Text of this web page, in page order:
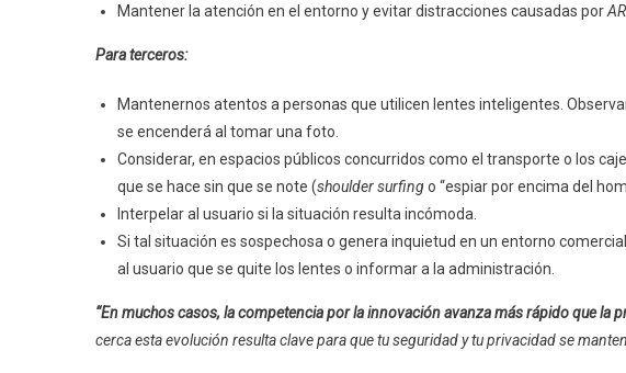
Mantener la atención en el entorno y evitar distracciones causadas por
Para terceros:
Mantenernos atentos a personas que utilicen lentes inteligentes.
se encenderá al tomar una foto.
Considerar, en espacios públicos concurridos como el transporte o los
que se hace sin que se note (shoulder surfingo “espiar por encima del
Interpelar al usuario si la situación resulta incómoda.
Si tal situación es sospechosa o genera inquietud en un entorno
al usuario que se quite los lentes o informar a la administración.
“En muchos casos, la competencia por la innovación avanza más rápido que la
cerca esta evolución resulta clave para que tu seguridad y tu privacidad se